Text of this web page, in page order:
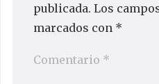
publicada. Los
marcados con *